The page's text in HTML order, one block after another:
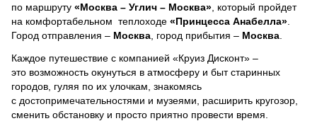
по маршруту «Москва – Углич – Москва» , который пройдет
на комфортабельном теплоходе «Принцесса Анабелла»
Город отправления – Москва , город прибытия – Москва
Каждое путешествие с компанией «Круиз Дисконт» –
это возможность окунуться в атмосферу и быт старинных
городов, гуляя по их улочкам, знакомясь
с достопримечательностями и музеями, расширить кругозор,
сменить обстановку и просто приятно провести время.